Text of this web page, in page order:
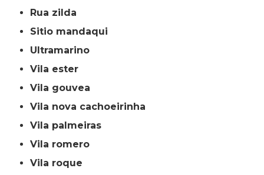
rua zilda
sitio mandaqui
ultramarino
vila ester
vila gouvea
vila nova cachoeirinha
vila palmeiras
vila romero
vila roque